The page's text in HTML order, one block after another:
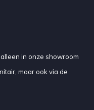
in onze showroom
maar ook via de